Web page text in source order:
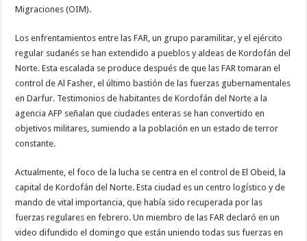
Migraciones (OIM).
Los enfrentamientos entre las FAR, un grupo paramilitar, y el ejército
regular sudanés se han extendido a pueblos y aldeas de Kordofán del
Norte. Esta escalada se produce después de que las FAR tomaran el
control de Al Fasher, el último bastión de las fuerzas gubernamentales
en Darfur. Testimonios de habitantes de Kordofán del Norte a la
agencia AFP señalan que ciudades enteras se han convertido en
objetivos militares, sumiendo a la población en un estado de terror
constante.
Actualmente, el foco de la lucha se centra en el control de El Obeid, la
capital de Kordofán del Norte. Esta ciudad es un centro logístico y de
mando de vital importancia, que había sido recuperada por las
fuerzas regulares en febrero. Un miembro de las FAR declaró en un
video difundido el domingo que están uniendo todas sus fuerzas en